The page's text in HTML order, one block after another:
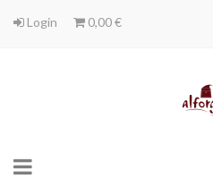
Login 0,00 €
Toggle